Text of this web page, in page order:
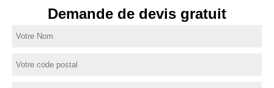
Demande de devis gratuit